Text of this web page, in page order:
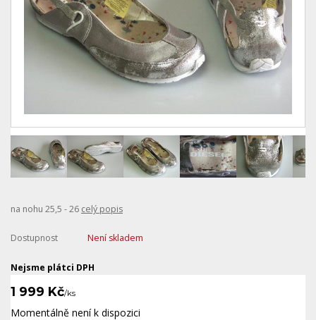
na nohu 25,5 - 26 celý popis
Dostupnost Není skladem
Nejsme plátci DPH
1 999 Kč/ks
Momentálně není k dispozici